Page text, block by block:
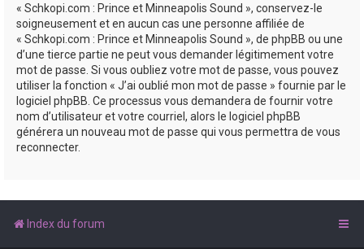
« Schkopi.com : Prince et Minneapolis Sound », conservez-le
soigneusement et en aucun cas une personne affiliée de
« Schkopi.com : Prince et Minneapolis Sound », de phpBB ou une
d’une tierce partie ne peut vous demander légitimement votre
mot de passe. Si vous oubliez votre mot de passe, vous pouvez
utiliser la fonction « J’ai oublié mon mot de passe » fournie par le
logiciel phpBB. Ce processus vous demandera de fournir votre
nom d’utilisateur et votre courriel, alors le logiciel phpBB
générera un nouveau mot de passe qui vous permettra de vous
reconnecter.
Index du forum